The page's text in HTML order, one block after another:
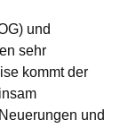
und
sehr
kommt der
und